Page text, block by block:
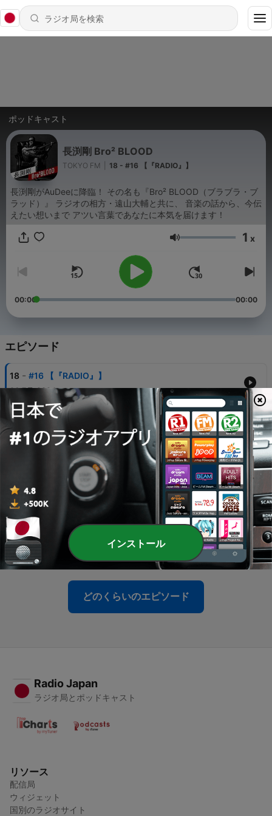
ポッドキャスト
長渕剛 Bro² BLOOD
TOKYO FM 18 - #16 【『RADIO』】
長渕剛がAuDeeに降臨！ その名も『Bro² BLOOD（ブラブラ・ブ
ラッド）』 ラジオの相方・遠山大輔と共に、 音楽の話から、今伝
えたい想いまで アツい言葉であなたに本気を届けます！
音量 1 x
00:00 00:00
エピソード
18 - #16 【『RADIO』】
26 7月 2024
17 - #15 【あなたの人生を彩った楽曲 －『さようならの
19 7月 2024
#14 【ヴィンテージ】
15 - #13 【フリーセッション - PART 2 -】
05 7月 2024
14 - #12 【フリーセッション】
28 6月 2024
どのくらいのエピソード
Radio Japan
ラジオ局とポッドキャスト
リソース
配信局
ウィジェット
国別のラジオサイト
インストール